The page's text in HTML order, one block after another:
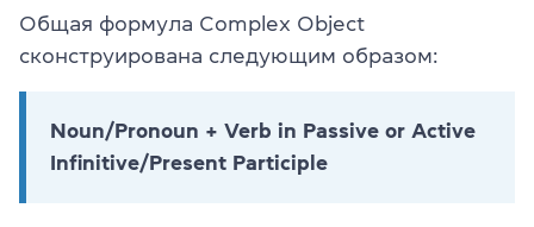
Общая формула Complex Object
сконструирована следующим образом:
Noun/Pronoun + Verb in Passive or Active
Infinitive/Present Participle